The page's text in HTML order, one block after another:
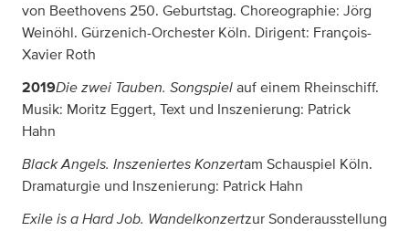
von Beethovens 250. Geburtstag. Choreographie: Jörg
Weinöhl. Gürzenich-Orchester Köln. Dirigent: François-
Xavier Roth
2019Die zwei Tauben. Songspiel auf einem Rheinschiff.
Musik: Moritz Eggert, Text und Inszenierung: Patrick
Hahn
Black Angels. Inszeniertes Konzertam Schauspiel Köln.
Dramaturgie und Inszenierung: Patrick Hahn
Exile is a Hard Job. Wandelkonzertzur Sonderausstellung